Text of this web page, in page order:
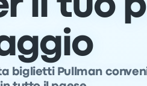
il tuo
biglietti Pullman